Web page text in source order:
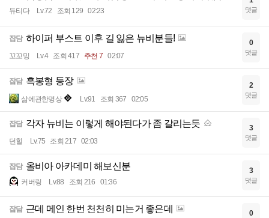
듀티다 Lv.72 조회 129 02:23 댓글
잡담 하이퍼 부스트 이후 길 잃은 뉴비분들!
꼬꼬밍 Lv.4 조회 417 추천 7 02:07
0
댓글
잡담 흑봉형 등장
삶에관한명상 Lv.91 조회 367 02:05
2
댓글
잡담 각자 뉴비는 이렇게 해야된다가 좀 갈리는듯
던힐 Lv.75 조회 217 02:03
3
댓글
잡담 올비아 아카데미 해보신분
커버링 Lv.88 조회 216 01:36
3
댓글
잡담 근데 메인 한번 천천히 미는거 좋은데 0